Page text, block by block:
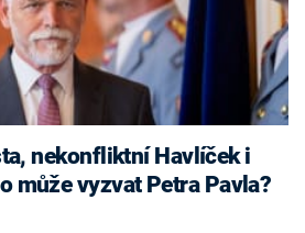
může vyzvat Petra Pavla?